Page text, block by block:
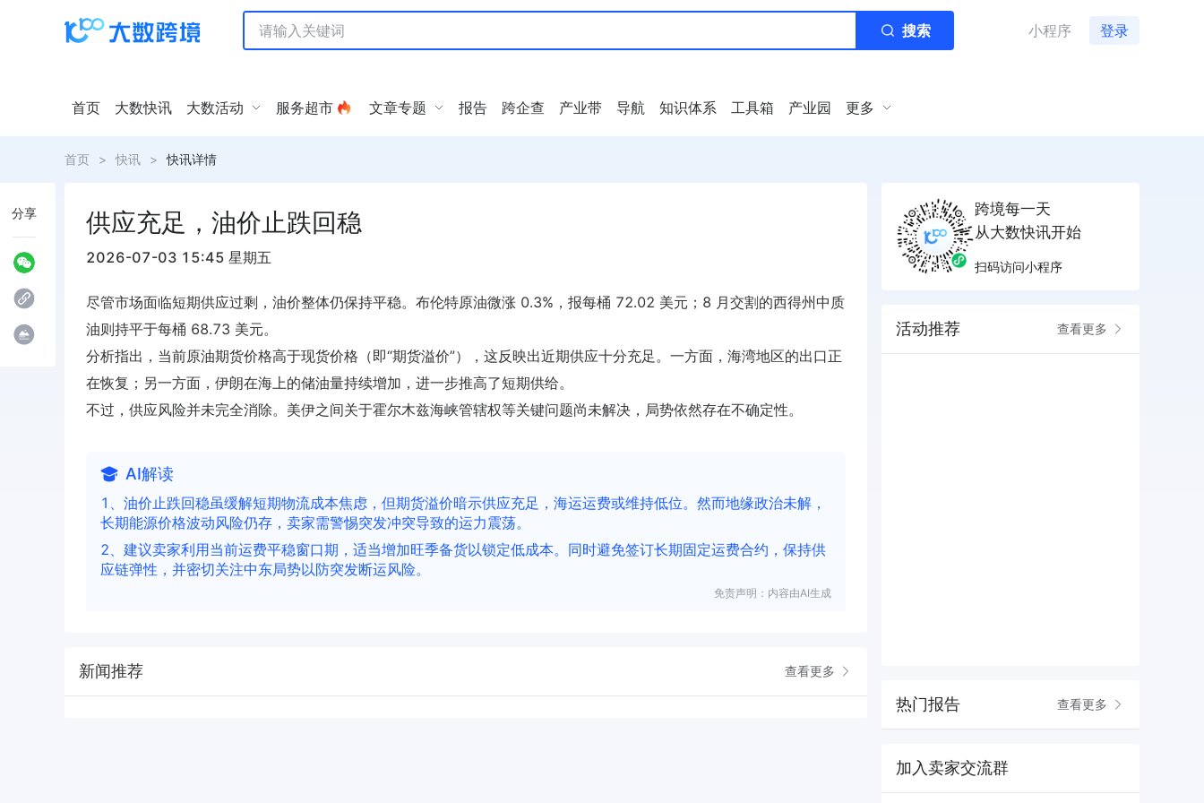
搜索 小程序 登录
首页 大数快讯 大数活动 服务超市 文章专题 报告 跨企查 产业带 导航 知识体系 工具箱 产业园 更多
首页 > 快讯 > 快讯详情
分享 供应充足，油价止跌回稳
2026-07-03 15:45 星期五
尽管市场面临短期供应过剩，油价整体仍保持平稳。布伦特原油微涨 0.3%，报每桶 72.02 美元；8 月交割的西得州中质
油则持平于每桶 68.73 美元。
分析指出，当前原油期货价格高于现货价格（即“期货溢价”），这反映出近期供应十分充足。一方面，海湾地区的出口正
在恢复；另一方面，伊朗在海上的储油量持续增加，进一步推高了短期供给。
不过，供应风险并未完全消除。美伊之间关于霍尔木兹海峡管辖权等关键问题尚未解决，局势依然存在不确定性。
AI解读
1、油价止跌回稳虽缓解短期物流成本焦虑，但期货溢价暗示供应充足，海运运费或维持低位。然而地缘政治未解，
长期能源价格波动风险仍存，卖家需警惕突发冲突导致的运力震荡。
2、建议卖家利用当前运费平稳窗口期，适当增加旺季备货以锁定低成本。同时避免签订长期固定运费合约，保持供
应链弹性，并密切关注中东局势以防突发断运风险。
免责声明：内容由AI生成
新闻推荐 查看更多
跨境每一天
从大数快讯开始
扫码访问小程序
活动推荐 查看更多
热门报告 查看更多
加入卖家交流群